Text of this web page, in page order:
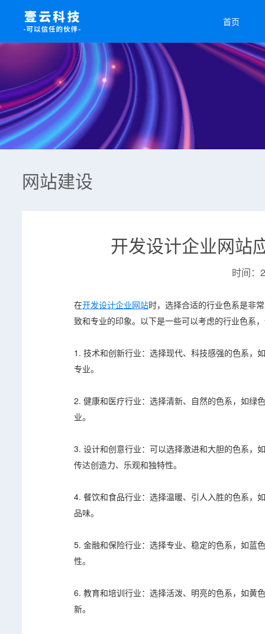
首页
网站建设
开发设计企业网站
时间：
在开发设计企业网站时，选择合适的行业色系是非
致和专业的印象。以下是一些可以考虑的行业色系
1. 技术和创新行业：选择现代、科技感强的色系，
专业。
2. 健康和医疗行业：选择清新、自然的色系，如绿
业。
3. 设计和创意行业：可以选择激进和大胆的色系，
传达创造力、乐观和独特性。
4. 餐饮和食品行业：选择温暖、引人入胜的色系，
品味。
5. 金融和保险行业：选择专业、稳定的色系，如蓝
性。
6. 教育和培训行业：选择活泼、明亮的色系，如黄
新。